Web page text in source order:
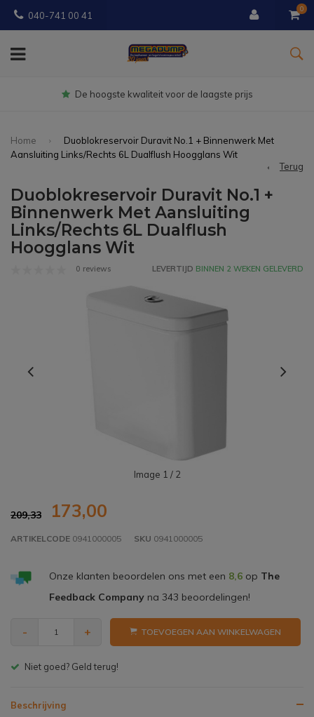
040-741 00 41
0
kwaliteit voor de laagste prijs
Home
Duoblokreservoir Duravit No.1 + Binnenwerk Met
Aansluiting Links/Rechts 6L Dualflush Hoogglans Wit
Terug
Duoblokreservoir Duravit No.1 +
Binnenwerk Met Aansluiting
Links/Rechts 6L Dualflush
Hoogglans Wit
0 reviews LEVERTIJD BINNEN 2 WEKEN GELEVERD
Image 1 / 2
209,33 173,00
ARTIKELCODE 0941000005 SKU 0941000005
Onze klanten beoordelen ons met een 8,6op The
Feedback Companyna 343 beoordelingen!
- + TOEVOEGEN AAN WINKELWAGEN
Beschrijving